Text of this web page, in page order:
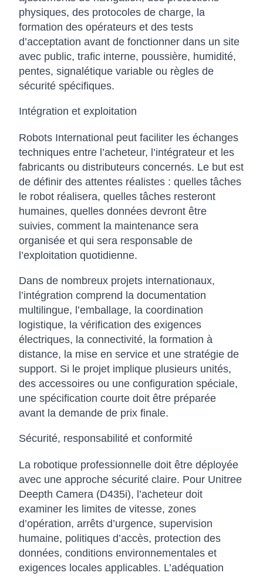
physiques, des protocoles de charge, la
formation des opérateurs et des tests
d’acceptation avant de fonctionner dans un site
avec public, trafic interne, poussière, humidité,
pentes, signalétique variable ou règles de
sécurité spécifiques.
Intégration et exploitation
Robots International peut faciliter les échanges
techniques entre l’acheteur, l’intégrateur et les
fabricants ou distributeurs concernés. Le but est
de définir des attentes réalistes : quelles tâches
le robot réalisera, quelles tâches resteront
humaines, quelles données devront être
suivies, comment la maintenance sera
organisée et qui sera responsable de
l’exploitation quotidienne.
Dans de nombreux projets internationaux,
l’intégration comprend la documentation
multilingue, l’emballage, la coordination
logistique, la vérification des exigences
électriques, la connectivité, la formation à
distance, la mise en service et une stratégie de
support. Si le projet implique plusieurs unités,
des accessoires ou une configuration spéciale,
une spécification courte doit être préparée
avant la demande de prix finale.
Sécurité, responsabilité et conformité
La robotique professionnelle doit être déployée
avec une approche sécurité claire. Pour Unitree
Deepth Camera (D435i), l’acheteur doit
examiner les limites de vitesse, zones
d’opération, arrêts d’urgence, supervision
humaine, politiques d’accès, protection des
données, conditions environnementales et
exigences locales applicables. L’adéquation